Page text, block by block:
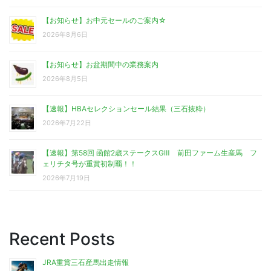
【お知らせ】お中元セールのご案内☆
2026年8月6日
【お知らせ】お盆期間中の業務案内
2026年8月5日
【速報】HBAセレクションセール結果（三石抜粋）
2026年7月22日
【速報】第58回 函館2歳ステークスGⅢ 前田ファーム生産馬 フ
ェリチタ号が重賞初制覇！！
2026年7月19日
Recent Posts
JRA重賞三石産馬出走情報